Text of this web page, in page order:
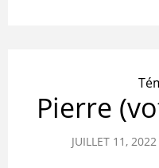
Pierre
JUILLET 11, 2022